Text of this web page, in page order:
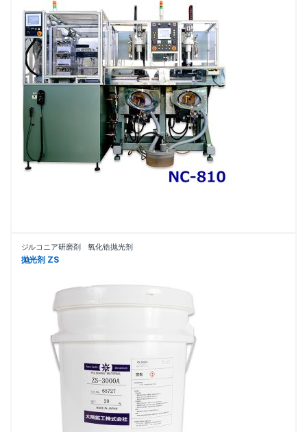
ジルコニア研磨剤 氧化锆抛光剂
抛光剂 ZS